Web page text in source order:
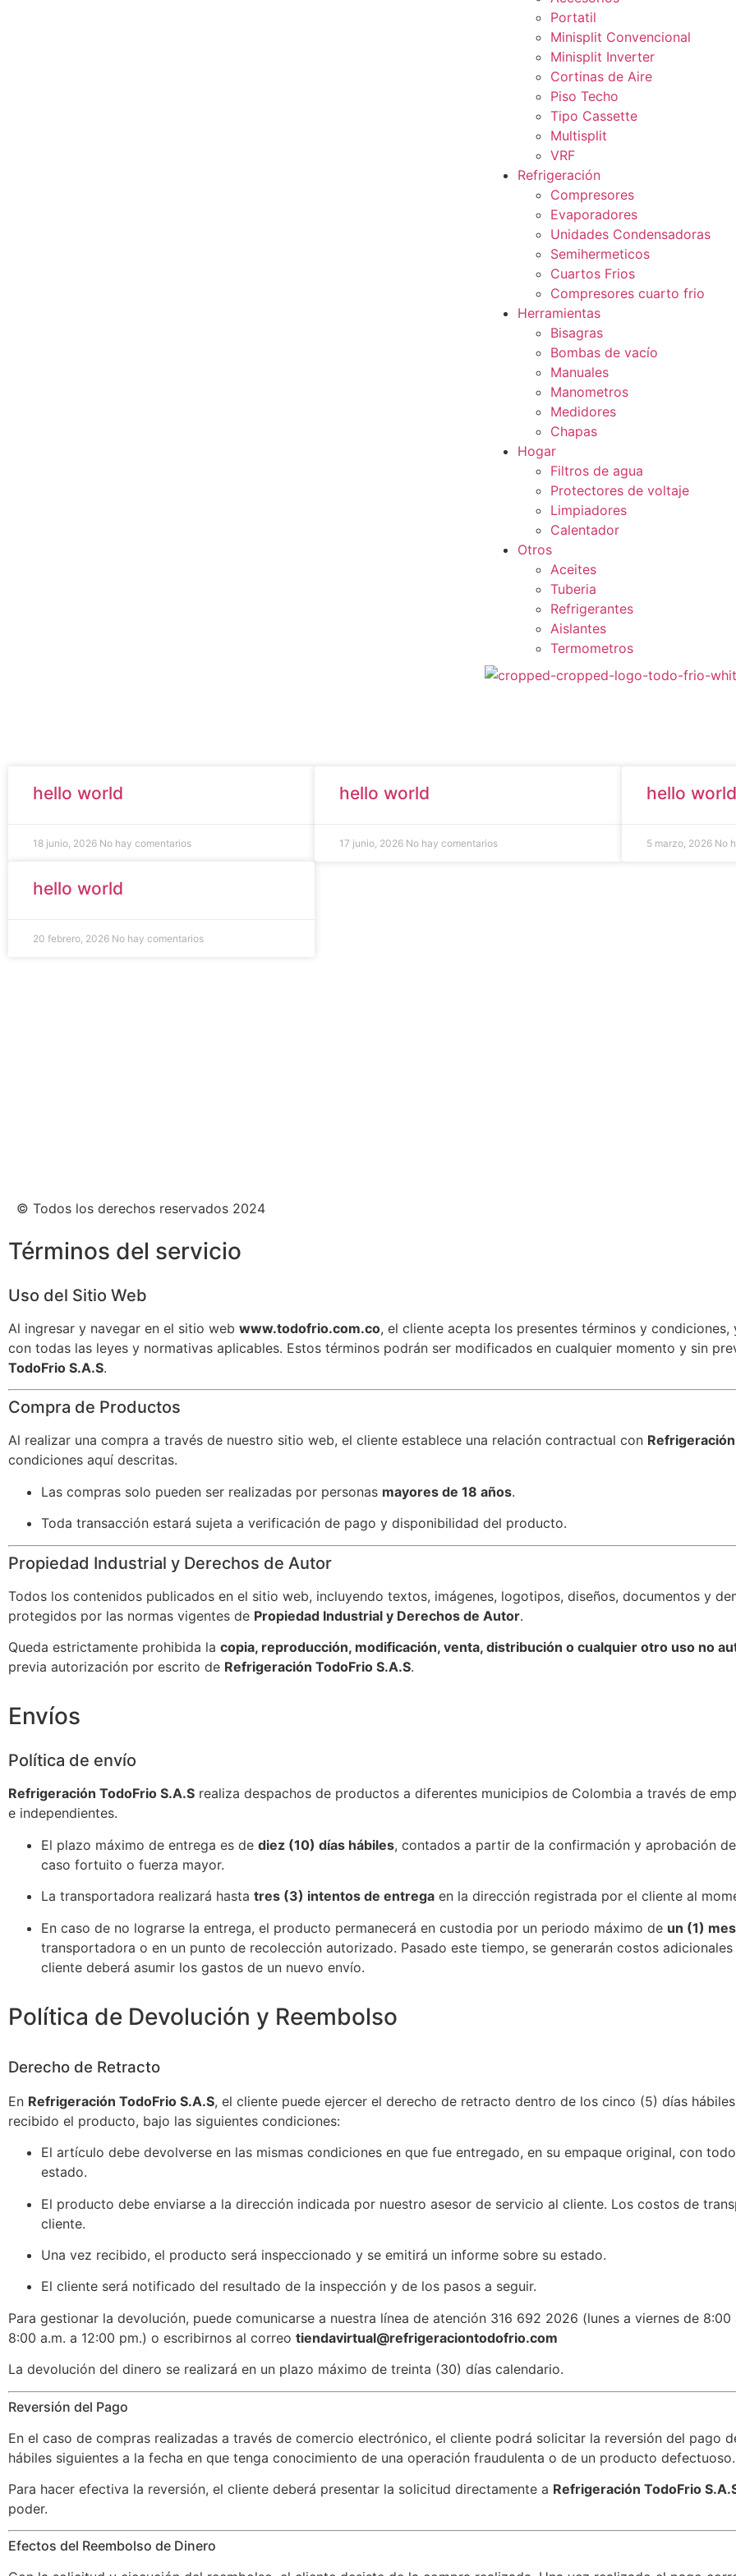
Portatil
Minisplit Convencional
Minisplit Inverter
Cortinas de Aire
Piso Techo
Tipo Cassette
Multisplit
VRF
Refrigeración
Compresores
Evaporadores
Unidades Condensadoras
Semihermeticos
Cuartos Frios
Compresores cuarto frio
Herramientas
Bisagras
Bombas de vacío
Manuales
Manometros
Medidores
Chapas
Hogar
Filtros de agua
Protectores de voltaje
Limpiadores
Calentador
Otros
Aceites
Tuberia
Refrigerantes
Aislantes
Termometros
hello world
18 junio, 2026 No hay comentarios
hello world
17 junio, 2026 No hay comentarios
hello world
5 marzo, 2026 No
hello world
20 febrero, 2026 No hay comentarios
© Todos los derechos reservados 2024
Términos del servicio
Uso del Sitio Web
Al ingresar y navegar en el sitio web www.todofrio.com.co, el cliente acepta los presentes términos y
con todas las leyes y normativas aplicables. Estos términos podrán ser modificados en cualquier momento y sin
TodoFrio S.A.S.
Compra de Productos
Al realizar una compra a través de nuestro sitio web, el cliente establece una relación contractual con
condiciones aquí descritas.
Las compras solo pueden ser realizadas por personas mayores de 18 años.
Toda transacción estará sujeta a verificación de pago y disponibilidad del producto.
Propiedad Industrial y Derechos de Autor
Todos los contenidos publicados en el sitio web, incluyendo textos, imágenes, logotipos, diseños, documentos y
protegidos por las normas vigentes de Propiedad Industrial y Derechos de Autor.
Queda estrictamente prohibida la copia, reproducción, modificación, venta, distribución o cualquier otro uso no
previa autorización por escrito de Refrigeración TodoFrio S.A.S.
Envíos
Política de envío
Refrigeración TodoFrio S.A.S realiza despachos de productos a diferentes municipios de Colombia a través de
e independientes.
El plazo máximo de entrega es de diez (10) días hábiles, contados a partir de la confirmación y aprobación
caso fortuito o fuerza mayor.
La transportadora realizará hasta tres (3) intentos de entrega en la dirección registrada por el cliente al
En caso de no lograrse la entrega, el producto permanecerá en custodia por un periodo máximo de un (1) mes
transportadora o en un punto de recolección autorizado. Pasado este tiempo, se generarán costos
cliente deberá asumir los gastos de un nuevo envío.
Política de Devolución y Reembolso
Derecho de Retracto
En Refrigeración TodoFrio S.A.S, el cliente puede ejercer el derecho de retracto dentro de los cinco (5) días
recibido el producto, bajo las siguientes condiciones:
El artículo debe devolverse en las mismas condiciones en que fue entregado, en su empaque original, con
estado.
El producto debe enviarse a la dirección indicada por nuestro asesor de servicio al cliente. Los costos de
cliente.
Una vez recibido, el producto será inspeccionado y se emitirá un informe sobre su estado.
El cliente será notificado del resultado de la inspección y de los pasos a seguir.
Para gestionar la devolución, puede comunicarse a nuestra línea de atención 316 692 2026 (lunes a viernes de
8:00 a.m. a 12:00 pm.) o escribirnos al correo tiendavirtual@refrigeraciontodofrio.com
La devolución del dinero se realizará en un plazo máximo de treinta (30) días calendario.
Reversión del Pago
En el caso de compras realizadas a través de comercio electrónico, el cliente podrá solicitar la reversión del pago
hábiles siguientes a la fecha en que tenga conocimiento de una operación fraudulenta o de un producto defectuoso.
Para hacer efectiva la reversión, el cliente deberá presentar la solicitud directamente a Refrigeración TodoFrio
poder.
Efectos del Reembolso de Dinero